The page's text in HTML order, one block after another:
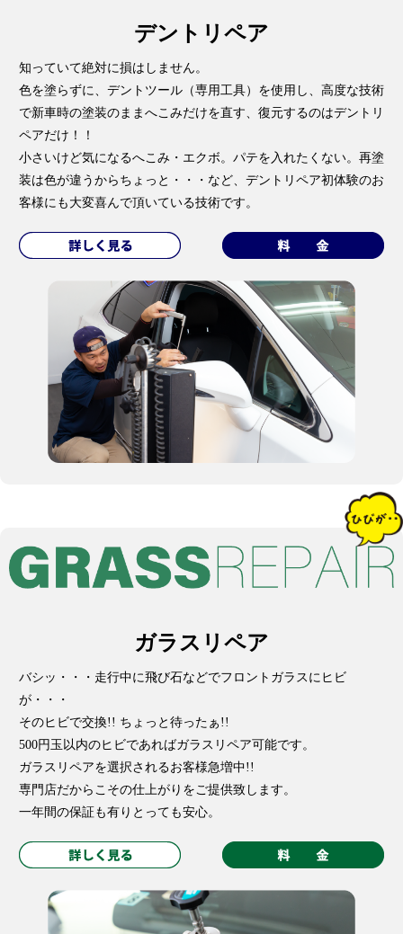
デントリペア
知っていて絶対に損はしません。
色を塗らずに、デントツール（専用工具）を使用し、高度な技術
で新車時の塗装のままへこみだけを直す、復元するのはデントリ
ペアだけ！！
小さいけど気になるへこみ・エクボ。パテを入れたくない。再塗
装は色が違うからちょっと・・・など、デントリペア初体験のお
客様にも大変喜んで頂いている技術です。
ガラスリペア
バシッ・・・走行中に飛び石などでフロントガラスにヒビ
が・・・
そのヒビで交換!! ちょっと待ったぁ!!
500円玉以内のヒビであればガラスリペア可能です。
ガラスリペアを選択されるお客様急増中!!
専門店だからこその仕上がりをご提供致します。
一年間の保証も有りとっても安心。